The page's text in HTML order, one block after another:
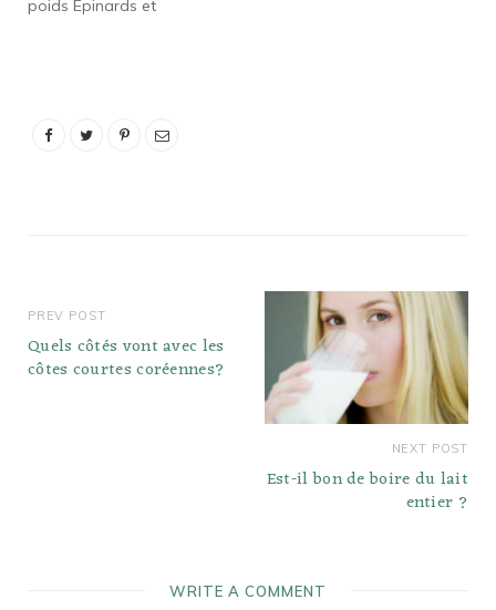
collation saine?
poids Épinards et
la graisse du ventre.
PREV POST
Quels côtés vont avec les
côtes courtes coréennes?
NEXT POST
Est-il bon de boire du lait
entier ?
WRITE A COMMENT